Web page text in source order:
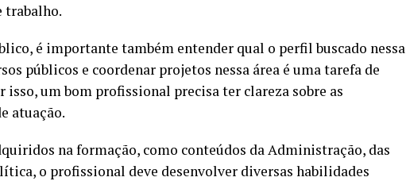
trabalho.
é importante também entender qual o perfil buscado nessa
públicos e coordenar projetos nessa área é uma tarefa de
isso, um bom profissional precisa ter clareza sobre as
atuação.
na formação, como conteúdos da Administração, das
o profissional deve desenvolver diversas habilidades